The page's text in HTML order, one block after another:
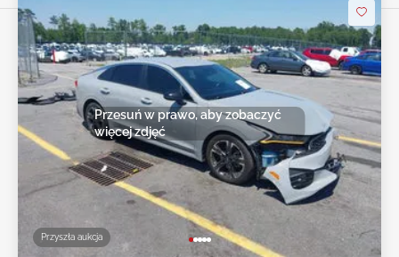
Przyszła aukcja
Przesuń w prawo, aby zobaczyć
więcej zdjęć